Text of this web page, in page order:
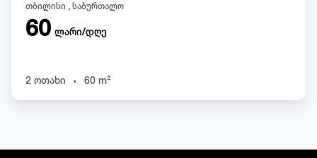
თბილისი , საბურთალო
60 ლარი/დღე
2 ოთახი . 60 m²